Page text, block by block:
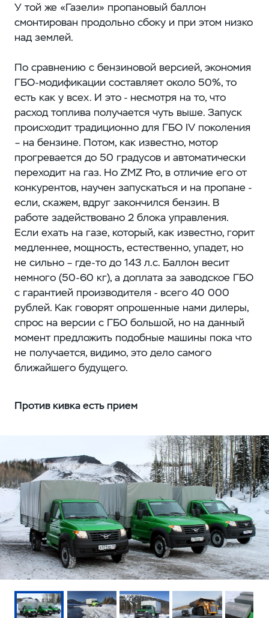
У той же «Газели» пропановый баллон
смонтирован продольно сбоку и при этом низко
над землей.
По сравнению с бензиновой версией, экономия
ГБО-модификации составляет около 50%, то
есть как у всех. И это - несмотря на то, что
расход топлива получается чуть выше. Запуск
происходит традиционно для ГБО IV поколения
– на бензине. Потом, как известно, мотор
прогревается до 50 градусов и автоматически
переходит на газ. Но ZMZ Pro, в отличие его от
конкурентов, научен запускаться и на пропане -
если, скажем, вдруг закончился бензин. В
работе задействовано 2 блока управления.
Если ехать на газе, который, как известно, горит
медленнее, мощность, естественно, упадет, но
не сильно – где-то до 143 л.с. Баллон весит
немного (50-60 кг), а доплата за заводское ГБО
с гарантией производителя - всего 40 000
рублей. Как говорят опрошенные нами дилеры,
спрос на версии с ГБО большой, но на данный
момент предложить подобные машины пока что
не получается, видимо, это дело самого
ближайшего будущего.
Против кивка есть прием